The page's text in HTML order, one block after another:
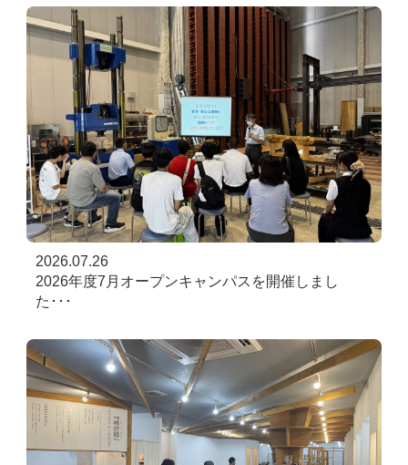
2026.07.26
2026年度7月オープンキャンパスを開催しまし
た･･･